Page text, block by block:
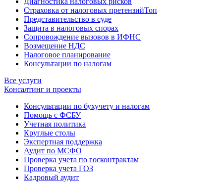
Страховка от налоговых претензийТоп
Представительство в суде
Защита в налоговых спорах
Сопровождение вызовов в ИФНС
Возмещение НДС
Налоговое планирование
Консультации по налогам
Все услуги
Консалтинг и проекты
Консультации по бухучету и налогам
Помощь с ФСБУ
Учетная политика
Круглые столы
Экспертная поддержка
Аудит по МСФО
Проверка учета по госконтрактам
Проверка учета ГОЗ
Кадровый аудит